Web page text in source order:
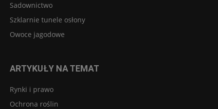
Sadownictwo
Szklarnie tunele osłony
Owoce jagodowe
ARTYKUŁY NA TEMAT
Rynki i prawo
Ochrona roślin